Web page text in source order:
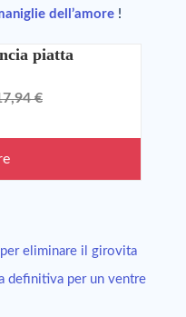
dell’amore !
piatta
€
eliminare il girovita
definitiva per un ventre